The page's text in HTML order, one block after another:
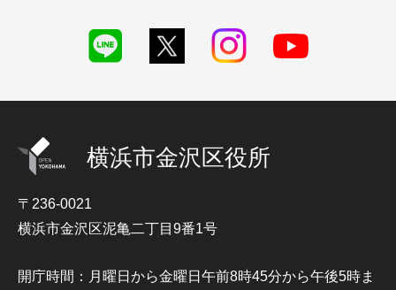
横浜市金沢区役所
〒236-0021
横浜市金沢区泥亀二丁目9番1号
開庁時間：月曜日から金曜日午前8時45分から午後5時ま